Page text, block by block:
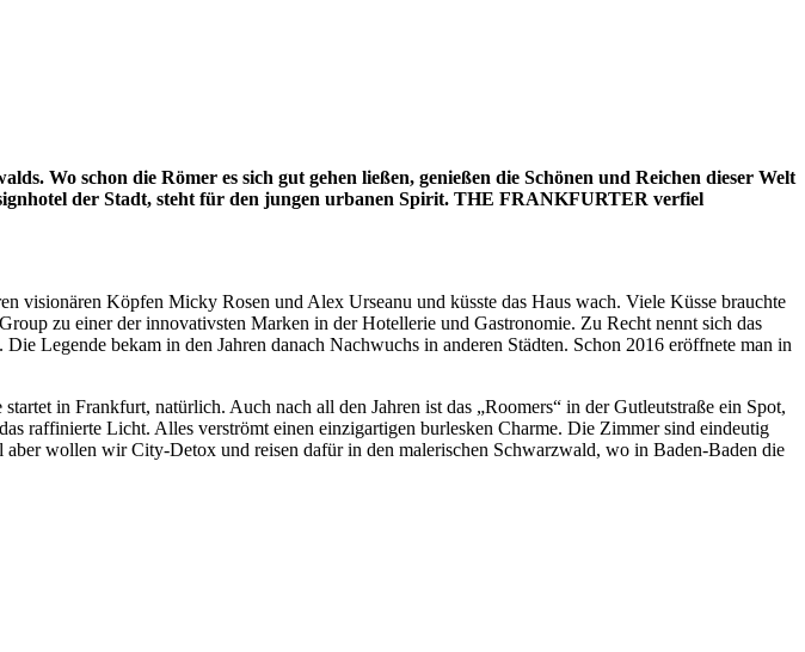
Wo schon die Römer es sich gut gehen ließen, genießen die Schönen und Reichen dieser Welt
der Stadt, steht für den jungen urbanen Spirit. THE FRANKFURTER verfiel
visionären Köpfen Micky Rosen und Alex Urseanu und küsste das Haus wach. Viele Küsse brauchte
zu einer der innovativsten Marken in der Hotellerie und Gastronomie. Zu Recht nennt sich das
Legende bekam in den Jahren danach Nachwuchs in anderen Städten. Schon 2016 eröffnete man in
in Frankfurt, natürlich. Auch nach all den Jahren ist das „Roomers“ in der Gutleutstraße ein Spot,
raffinierte Licht. Alles verströmt einen einzigartigen burlesken Charme. Die Zimmer sind eindeutig
wollen wir City-Detox und reisen dafür in den malerischen Schwarzwald, wo in Baden-Baden die